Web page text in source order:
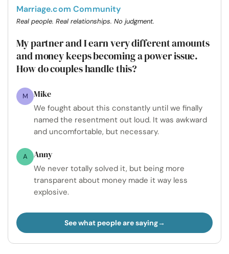
Marriage.com Community
Real people. Real relationships. No judgment.
My partner and I earn very different amounts
and money keeps becoming a power issue.
How do couples handle this?
M Mike
We fought about this constantly until we finally
named the resentment out loud. It was awkward
and uncomfortable, but necessary.
A Anny
We never totally solved it, but being more
transparent about money made it way less
explosive.
See what people are saying